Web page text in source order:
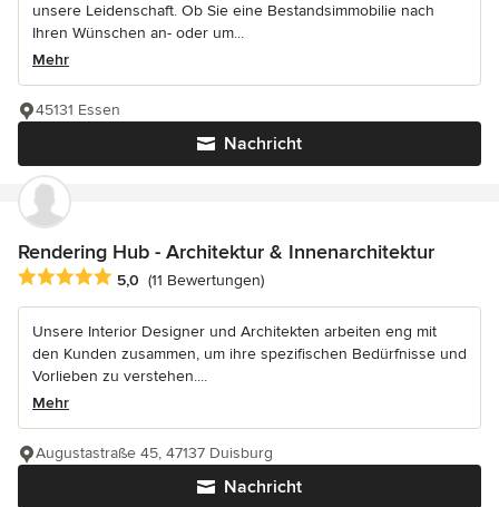
unsere Leidenschaft. Ob Sie eine Bestandsimmobilie nach
Ihren Wünschen an- oder um...
Mehr
Nachricht
45131 Essen
Rendering Hub - Architektur & Innenarchitektur
Durchschnittliche Bewertung: 5 von 5 Sternen
5,0 (11 Bewertungen)
Unsere Interior Designer und Architekten arbeiten eng mit
den Kunden zusammen, um ihre spezifischen Bedürfnisse und
Vorlieben zu verstehen....
Mehr
Nachricht
Augustastraße 45, 47137 Duisburg